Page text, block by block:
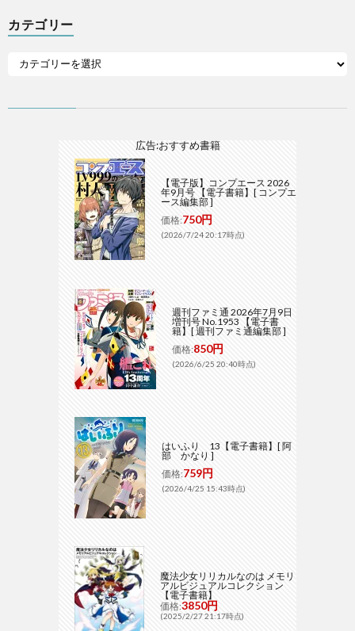
カテゴリー
広告:おすすめ書籍
【電子版】コンプエース 2026
年9月号 【電子書籍】[ コンプエ
ース編集部 ]
価格:750円
(2026/7/24 20:17時点)
週刊ファミ通 2026年7月9日
増刊号 No.1953 【電子書
籍】[ 週刊ファミ通編集部 ]
価格:850円
(2026/6/25 20:40時点)
はいふり 13【電子書籍】[ 阿
部 かなり ]
価格:759円
(2026/4/25 15:43時点)
魔法少女リリカルなのは メモリ
アルビジュアルコレクション
【電子書籍】
価格:3850円
(2025/2/27 21:17時点)